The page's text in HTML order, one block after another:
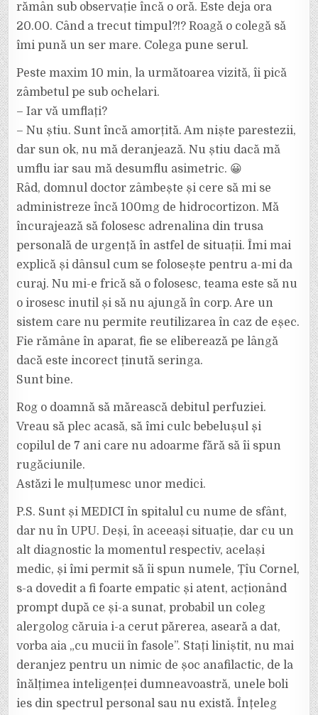
rămân sub observație încă o oră. Este deja ora
20.00. Când a trecut timpul?!? Roagă o colegă să
îmi pună un ser mare. Colega pune serul.
Peste maxim 10 min, la următoarea vizită, îi pică
zâmbetul pe sub ochelari.
– Iar vă umflați?
– Nu știu. Sunt încă amorțită. Am niște parestezii,
dar sun ok, nu mă deranjează. Nu știu dacă mă
umflu iar sau mă desumflu asimetric. 😀
Râd, domnul doctor zâmbește și cere să mi se
administreze încă 100mg de hidrocortizon. Mă
încurajează să folosesc adrenalina din trusa
personală de urgență în astfel de situații. Îmi mai
explică și dânsul cum se folosește pentru a-mi da
curaj. Nu mi-e frică să o folosesc, teama este să nu
o irosesc inutil și să nu ajungă în corp. Are un
sistem care nu permite reutilizarea în caz de eșec.
Fie rămâne în aparat, fie se eliberează pe lângă
dacă este incorect ținută seringa.
Sunt bine.
Rog o doamnă să mărească debitul perfuziei.
Vreau să plec acasă, să îmi culc bebelușul și
copilul de 7 ani care nu adoarme fără să îi spun
rugăciunile.
Astăzi le mulțumesc unor medici.
P.S. Sunt și MEDICI în spitalul cu nume de sfânt,
dar nu în UPU. Deși, în aceeași situație, dar cu un
alt diagnostic la momentul respectiv, același
medic, și îmi permit să îi spun numele, Țîu Cornel,
s-a dovedit a fi foarte empatic și atent, acționând
prompt după ce și-a sunat, probabil un coleg
alergolog căruia i-a cerut părerea, aseară a dat,
vorba aia „cu mucii în fasole”. Stați liniștit, nu mai
deranjez pentru un nimic de șoc anafilactic, de la
înălțimea inteligenței dumneavoastră, unele boli
ies din spectrul personal sau nu există. Înțeleg